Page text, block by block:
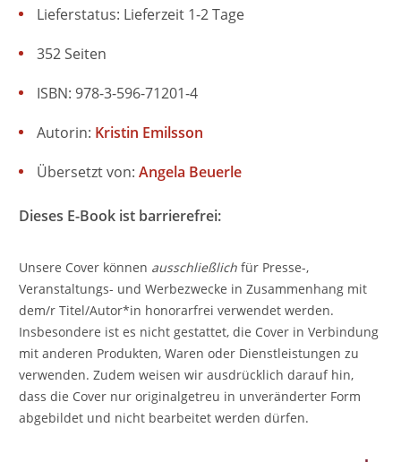
Übersetzt von: Angela Beuerle
Lieferstatus: Lieferzeit 1-2 Tage
ISBN: 978-3-596-71201-4
352 Seiten
Autorin: Kristin Emilsson
Dieses E-Book ist barrierefrei:
Unsere Cover können ausschließlichfür Presse-,
Veranstaltungs- und Werbezwecke in Zusammenhang mit
dem/r Titel/Autor*in honorarfrei verwendet werden.
Insbesondere ist es nicht gestattet, die Cover in Verbindung
mit anderen Produkten, Waren oder Dienstleistungen zu
verwenden. Zudem weisen wir ausdrücklich darauf hin,
dass die Cover nur originalgetreu in unveränderter Form
abgebildet und nicht bearbeitet werden dürfen.